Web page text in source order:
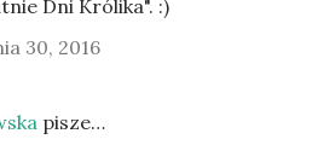
Dni Królika". :)
30, 2016
pisze…